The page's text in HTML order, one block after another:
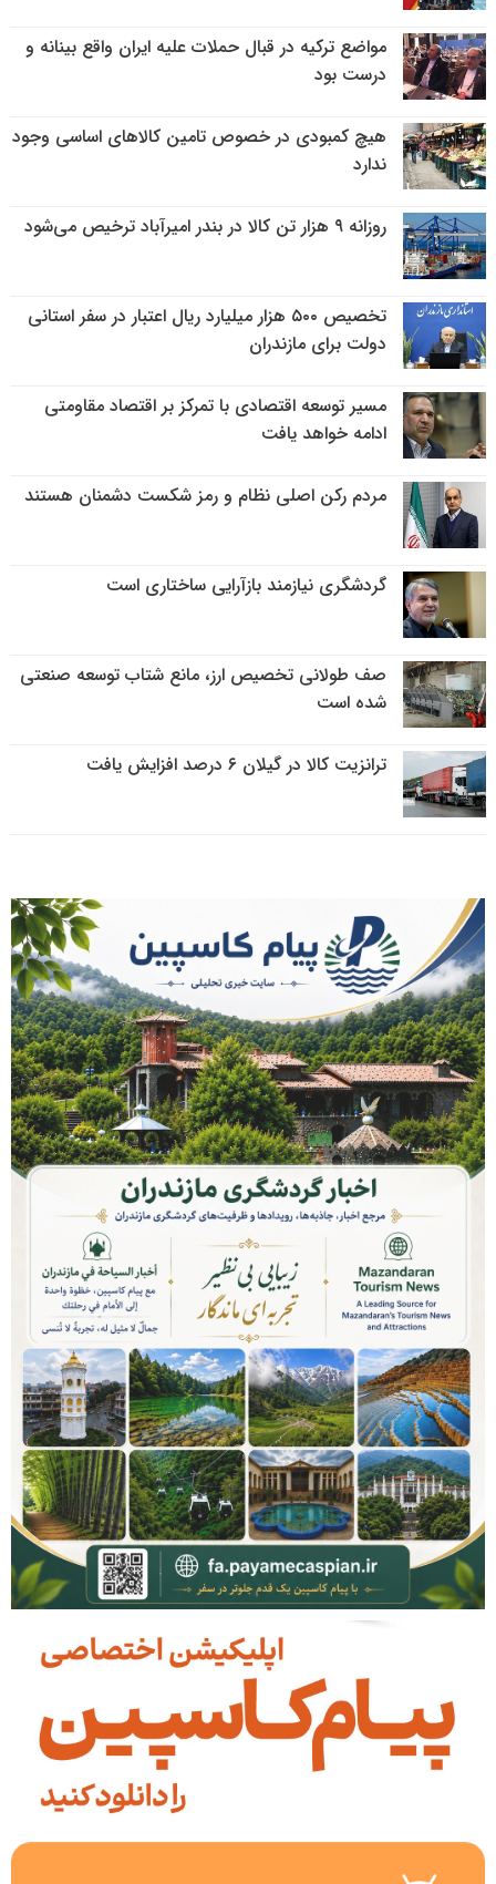
مواضع ترکیه در قبال حملات علیه ایران واقع بینانه و
درست بود
هیچ کمبودی در خصوص تامین کالاهای اساسی وجود
ندارد
روزانه ۹ هزار تن کالا در بندر امیرآباد ترخیص می‌شود
تخصیص ۵۰۰ هزار میلیارد ریال اعتبار در سفر استانی
دولت برای مازندران
مسیر توسعه اقتصادی با تمرکز بر اقتصاد مقاومتی
ادامه خواهد یافت
مردم رکن اصلی نظام و رمز شکست دشمنان هستند
گردشگری نیازمند بازآرایی ساختاری است
صف طولانی تخصیص ارز، مانع شتاب توسعه صنعتی
شده است
ترانزیت کالا در گیلان ۶ درصد افزایش یافت